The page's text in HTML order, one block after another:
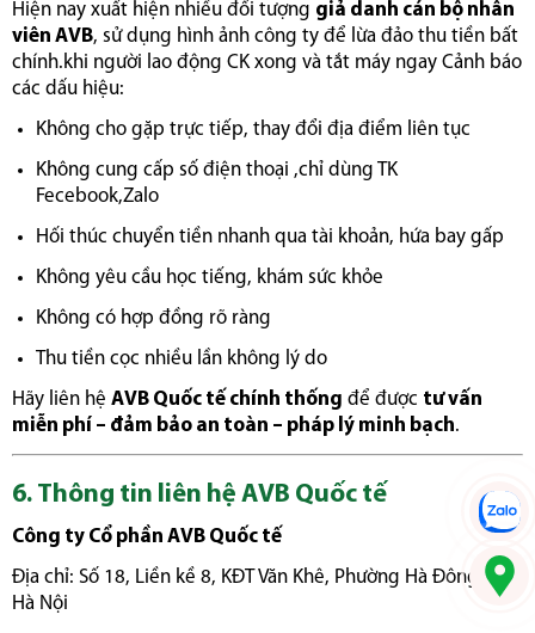
Hiện nay xuất hiện nhiều đối tượng giả danh cán bộ nhân
viên AVB, sử dụng hình ảnh công ty để lừa đảo thu tiền bất
chính.khi người lao động CK xong và tắt máy ngay Cảnh báo
các dấu hiệu:
Không cho gặp trực tiếp, thay đổi địa điểm liên tục
Không cung cấp số điện thoại ,chỉ dùng TK
Fecebook,Zalo
Hối thúc chuyển tiền nhanh qua tài khoản, hứa bay gấp
Không yêu cầu học tiếng, khám sức khỏe
Không có hợp đồng rõ ràng
Thu tiền cọc nhiều lần không lý do
Hãy liên hệ AVB Quốc tế chính thống để được tư vấn
miễn phí – đảm bảo an toàn – pháp lý minh bạch.
6. Thông tin liên hệ AVB Quốc tế
Công ty Cổ phần AVB Quốc tế
Địa chỉ: Số 18, Liền kề 8, KĐT Văn Khê, Phường Hà Đông, TP
Hà Nội